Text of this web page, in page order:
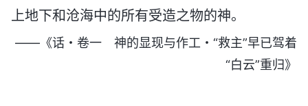
上地下和沧海中的所有受造之物的神。
——《话・卷一 神的显现与作工・“救主”早已驾着
“白云”重归》